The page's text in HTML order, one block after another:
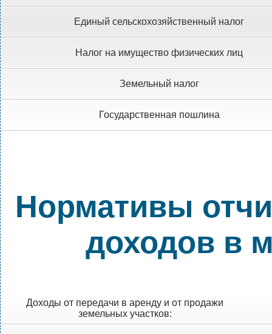
Единый сельскохозяйственный налог
Налог на имущество физических лиц
Земельный налог
Государственная пошлина
Нормативы
доходов в
Доходы от передачи в аренду и от продажи
земельных участков: